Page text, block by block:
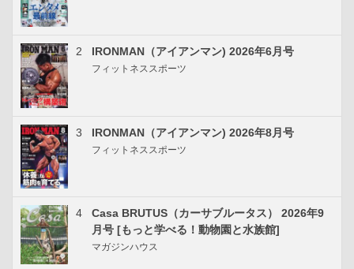
2 IRONMAN（アイアンマン) 2026年6月号
フィットネススポーツ
3 IRONMAN（アイアンマン) 2026年8月号
フィットネススポーツ
4
Casa BRUTUS（カーサブルータス） 2026年9
月号 [もっと学べる！動物園と水族館]
マガジンハウス